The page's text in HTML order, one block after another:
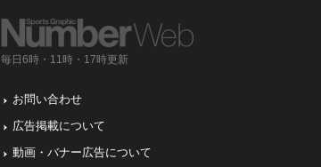
毎日6時・11時・17時更新
お問い合わせ
広告掲載について
動画・バナー広告について